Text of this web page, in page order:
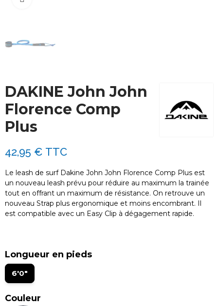
DAKINE John John
Florence Comp
Plus
42,95 € TTC
Le leash de surf Dakine John John Florence Comp Plus est
un nouveau leash prévu pour réduire au maximum la trainée
tout en offrant un maximum de résistance. On retrouve un
nouveau Strap plus ergonomique et moins encombrant. Il
est compatible avec un Easy Clip à dégagement rapide.
Longueur en pieds
6'0"
Couleur